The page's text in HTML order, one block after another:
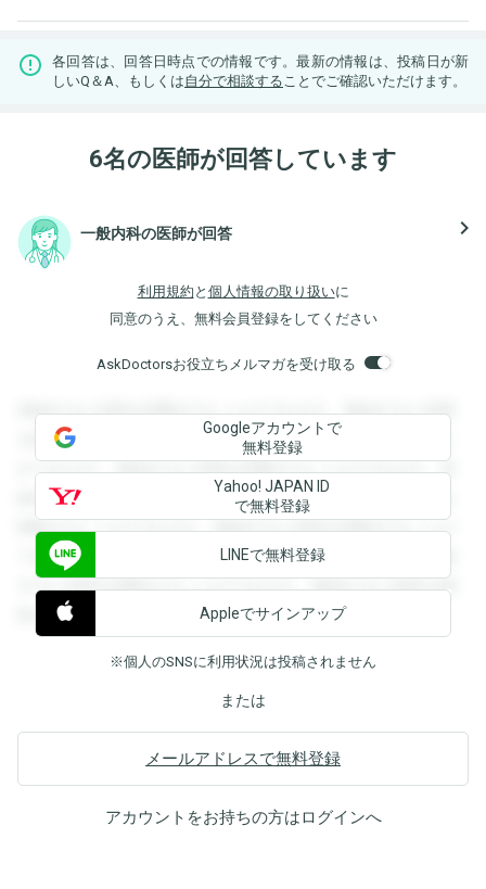
各回答は、回答日時点での情報です。最新の情報は、投稿日が新
しいQ＆A、もしくは自分で相談する ことでご確認いただけます。
6名の医師が回答しています
一般内科の医師が回答 navigate_next
利用規約 と 個人情報の取り扱いに
同意のうえ、無料会員登録をしてください
AskDoctorsお役立ちメルマガを受け取る
登録すると回答を閲覧することができます。登録すると回答
を閲覧することができます。登録すると回答を閲覧すること
ができます。登録すると回答を閲覧することができます。登
録すると回答を閲覧することができます。登録すると回答を
閲覧することができます。登録すると回答を閲覧することが
できます。登録すると回答を閲覧することができます。登録
すると回答を閲覧することができます。登録すると回答を閲
覧することができます。
Googleアカウントで
無料登録
Yahoo! JAPAN ID
で無料登録
LINEで無料登録
Appleでサインアップ
※個人のSNSに利用状況は投稿されません
または
メールアドレスで無料登録
アカウントをお持ちの方はログインへ